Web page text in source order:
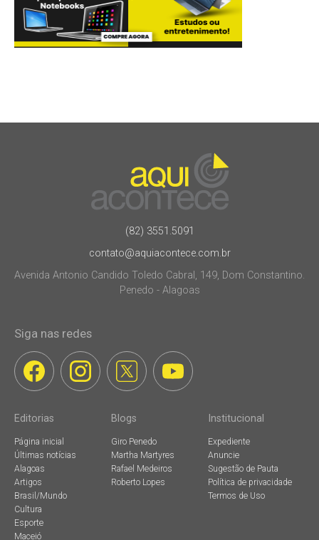
(82) 3551.5091
contato@aquiacontece.com.br
Avenida Antonio Candido Toledo Cabral, 149, Dom Constantino.
Penedo - Alagoas
Siga nas redes
Editorias
Página inicial
Últimas notícias
Alagoas
Artigos
Brasil/Mundo
Cultura
Esporte
Maceió
Blogs
Giro Penedo
Martha Martyres
Rafael Medeiros
Roberto Lopes
Institucional
Expediente
Anuncie
Sugestão de Pauta
Política de privacidade
Termos de Uso